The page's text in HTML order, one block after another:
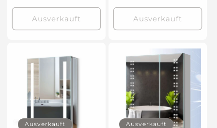
Ausverkauft
Preis
Ausverkauft
Ausverkauft Ausverkauft